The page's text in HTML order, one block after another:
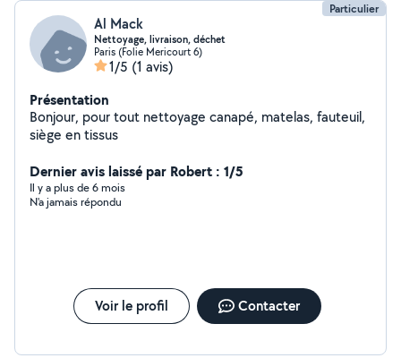
Particulier
Al Mack
Nettoyage, livraison, déchet
Paris (Folie Mericourt 6)
1/5 (1 avis)
Présentation
Bonjour, pour tout nettoyage canapé, matelas, fauteuil,
siège en tissus
Dernier avis laissé par Robert : 1/5
Il y a plus de 6 mois
N'a jamais répondu
Voir le profil Contacter